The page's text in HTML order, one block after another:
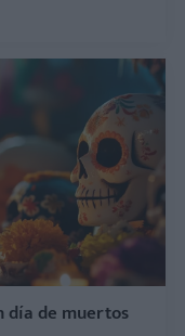
día de muertos